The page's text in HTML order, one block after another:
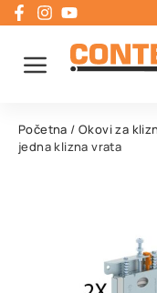
Početna /Okovi za
jedna klizna vrata